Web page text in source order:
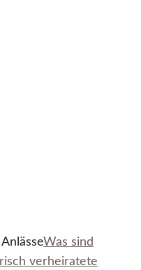
Was sind
verheiratete